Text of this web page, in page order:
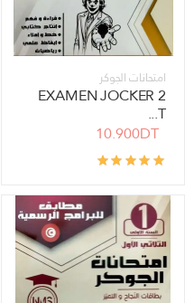
امتحانات الجوكر
EXAMEN JOCKER 2
T...
10.900DT